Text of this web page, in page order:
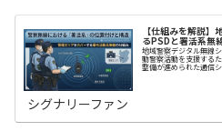
【仕組みを解説】
るPSDと署活系無
地域警察デジタル無線
動警察活動を支援する
整備が進められた通信
シグナリーファン